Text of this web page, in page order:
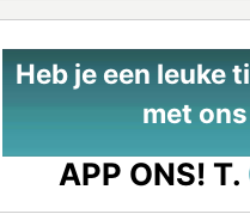
Heb je een leuke
met
APP ONS! T.